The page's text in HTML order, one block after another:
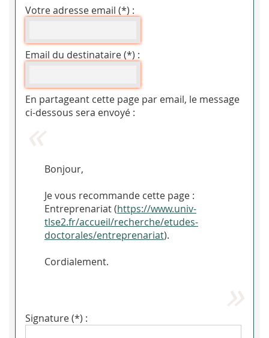
Votre adresse email (*) :
Email du destinataire (*) :
En partageant cette page par email, le message
ci-dessous sera envoyé :
Bonjour,
Je vous recommande cette page :
Entreprenariat (https://www.univ-
tlse2.fr/accueil/recherche/etudes-
doctorales/entreprenariat).
Cordialement.
Signature (*) :